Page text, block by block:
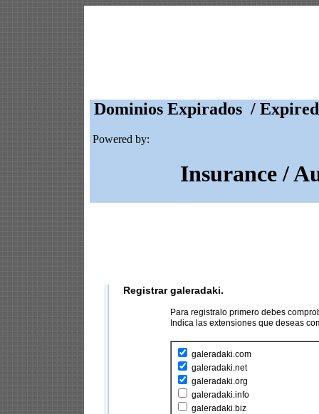
Dominios Expirados /
Powered by:
Insurance /
Registrar galeradaki.
Para registralo primero debes
Indica las extensiones que deseas
galeradaki.com
galeradaki.net
galeradaki.org
galeradaki.info
galeradaki.biz